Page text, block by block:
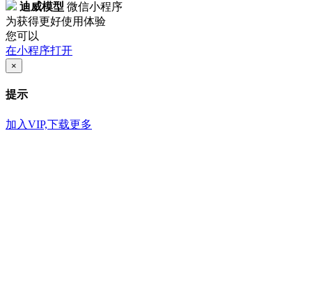
迪威模型 微信小程序
为获得更好使用体验
您可以
在小程序打开
×
提示
加入VIP,下载更多